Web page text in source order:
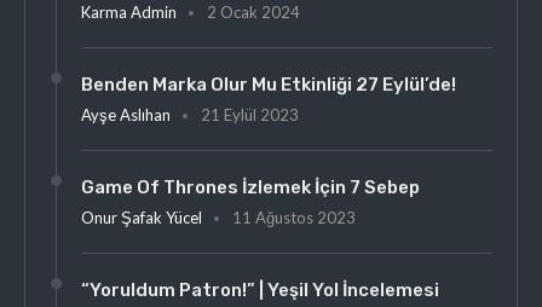
Karma Admin 2 Ocak 2024
Benden Marka Olur Mu Etkinliği 27 Eylül’de!
Ayşe Aslıhan 21 Eylül 2023
Game Of Thrones İzlemek İçin 7 Sebep
Onur Şafak Yücel 11 Ağustos 2023
“Yoruldum Patron!” | Yeşil Yol İncelemesi